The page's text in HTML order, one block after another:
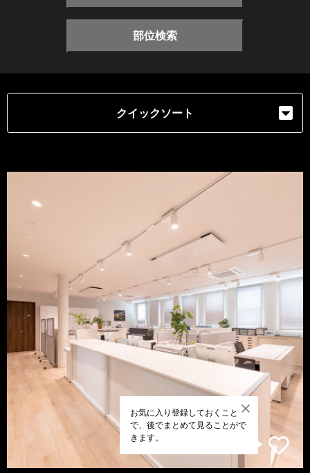
部位検索
クイックソート
お気に入り登録しておくこと
で、後でまとめて見ることがで
きます。